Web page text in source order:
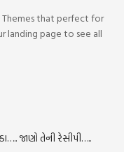
Themes that perfect for
landing page to see all
જાણો તેની રેસીપી…..